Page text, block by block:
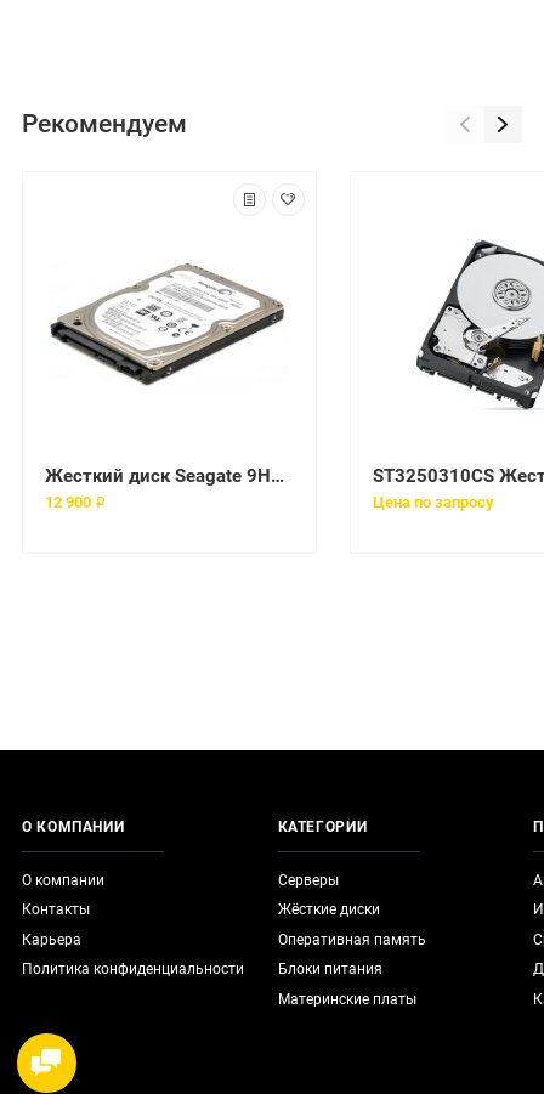
Рекомендуем
Жесткий диск Seagate 9HV142 250Gb 7200 SATAII 2,5" HDD
12 900 ₽ Цена по запросу
О КОМПАНИИ
О компании
Контакты
Карьера
Политика конфиденциальности
КАТЕГОРИИ
Серверы
Жёсткие диски
Оперативная память
Блоки питания
Материнские платы